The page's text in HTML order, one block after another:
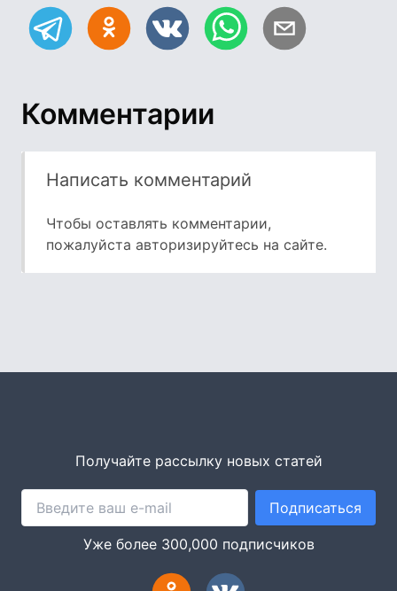
Комментарии
Написать комментарий
Чтобы оставлять комментарии,
пожалуйста авторизируйтесь на сайте.
Получайте рассылку новых статей
Подписаться
Уже более 300,000 подписчиков